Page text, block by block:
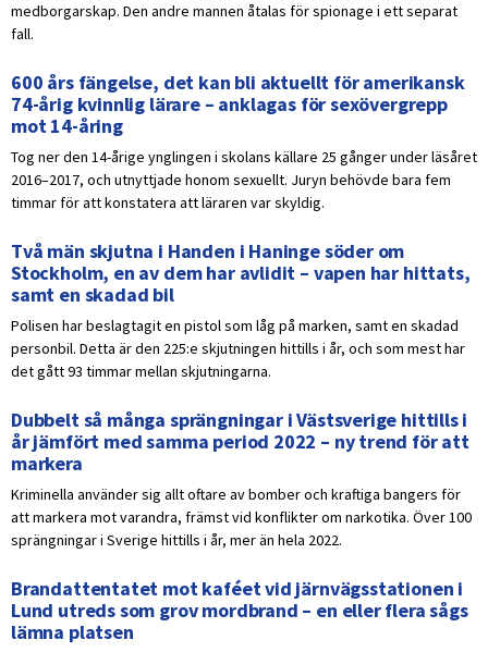
medborgarskap. Den andre mannen åtalas för spionage i ett separat
fall.
600 års fängelse, det kan bli aktuellt för amerikansk
74-årig kvinnlig lärare – anklagas för sexövergrepp
mot 14-åring
Tog ner den 14-årige ynglingen i skolans källare 25 gånger under läsåret
2016–2017, och utnyttjade honom sexuellt. Juryn behövde bara fem
timmar för att konstatera att läraren var skyldig.
Två män skjutna i Handen i Haninge söder om
Stockholm, en av dem har avlidit – vapen har hittats,
samt en skadad bil
Polisen har beslagtagit en pistol som låg på marken, samt en skadad
personbil. Detta är den 225:e skjutningen hittills i år, och som mest har
det gått 93 timmar mellan skjutningarna.
Dubbelt så många sprängningar i Västsverige hittills i
år jämfört med samma period 2022 – ny trend för att
markera
Kriminella använder sig allt oftare av bomber och kraftiga bangers för
att markera mot varandra, främst vid konflikter om narkotika. Över 100
sprängningar i Sverige hittills i år, mer än hela 2022.
Brandattentatet mot kaféet vid järnvägsstationen i
Lund utreds som grov mordbrand – en eller flera sågs
lämna platsen